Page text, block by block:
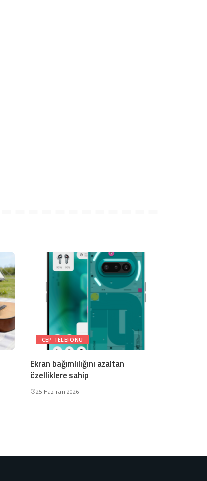
CEP TELEFONU
Ekran bağımlılığını azaltan
özelliklere sahip
25 Haziran 2026